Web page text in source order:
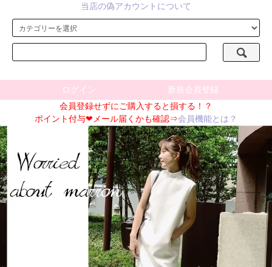
当店の偽アカウントについて
ログイン
新規会員登録
会員登録せずにご購入すると損する！？
ポイント付与❤メール届くかも確認⇒会員機能とは？